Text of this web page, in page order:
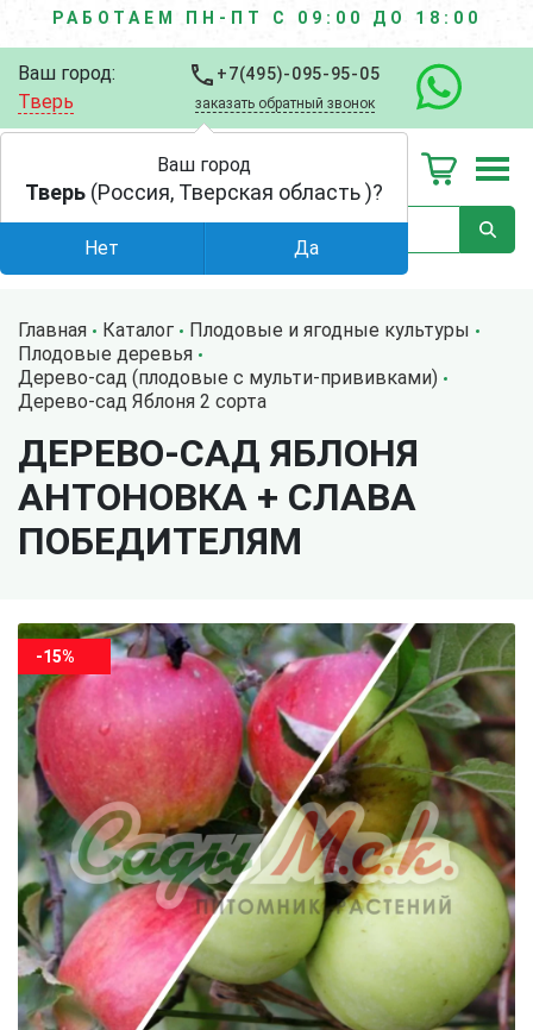
РАБОТАЕМ ПН-ПТ С 09:00 ДО 18:00
Ваш город:
Тверь
+7(495)-095-95-05
заказать обратный звонок
Главная Каталог
Плодовые и ягодные культуры
Плодовые деревья
Дерево-сад (плодовые с мульти-прививками)
Дерево-сад Яблоня 2 сорта
ДЕРЕВО-САД ЯБЛОНЯ
АНТОНОВКА + СЛАВА
ПОБЕДИТЕЛЯМ
-15%
Ваш город
Тверь (Россия, Тверская область )?
Нет Да